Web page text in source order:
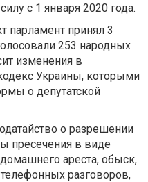
с 1 января 2020 года.
парламент принял 3
253 народных
изменения в
Украины, которыми
о депутатской
о разрешении
пресечения в виде
ареста, обыск,
разговоров,